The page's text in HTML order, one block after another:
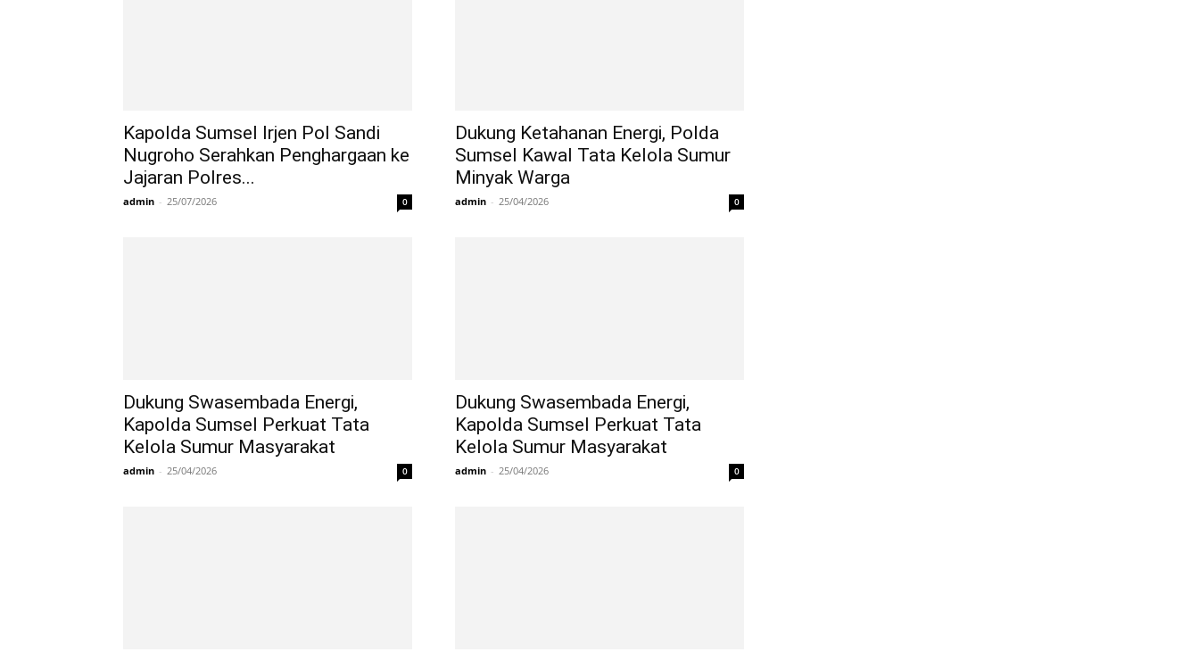
Kapolda Sumsel Irjen Pol Sandi
Nugroho Serahkan Penghargaan ke
Jajaran Polres...
admin - 25/07/2026 0
Dukung Ketahanan Energi, Polda
Sumsel Kawal Tata Kelola Sumur
Minyak Warga
admin - 25/04/2026 0
Dukung Swasembada Energi,
Kapolda Sumsel Perkuat Tata
Kelola Sumur Masyarakat
admin - 25/04/2026 0
Dukung Swasembada Energi,
Kapolda Sumsel Perkuat Tata
Kelola Sumur Masyarakat
admin - 25/04/2026 0